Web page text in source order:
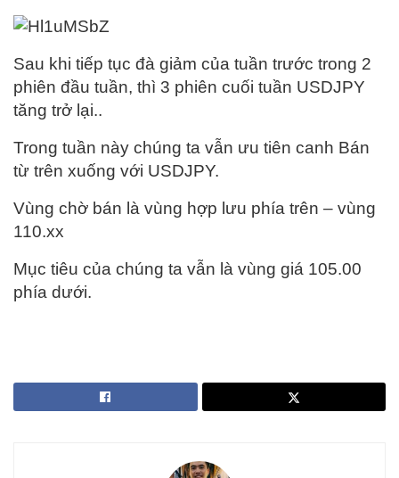
Sau khi tiếp tục đà giảm của tuần trước trong 2
phiên đầu tuần, thì 3 phiên cuối tuần USDJPY
tăng trở lại..
Trong tuần này chúng ta vẫn ưu tiên canh Bán
từ trên xuống với USDJPY.
Vùng chờ bán là vùng hợp lưu phía trên – vùng
110.xx
Mục tiêu của chúng ta vẫn là vùng giá 105.00
phía dưới.